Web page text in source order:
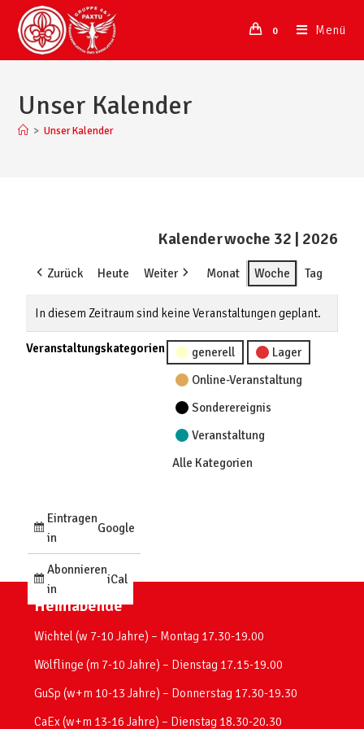
0 Menü
Unser Kalender
> Unser Kalender
Kalenderwoche 32 | 2026
Zurück Heute Weiter Monat Woche Tag
In diesem Zeitraum sind keine Veranstaltungen geplant.
Veranstaltungskategorien generell
Lager
Online-Veranstaltung
Sonderereignis
Veranstaltung
Alle Kategorien
Eintragen
in
Google
Abonnieren
in
iCal
Heimabende
Wichtel (w 7-10 Jahre) – Montag 17.30-19.00
Wölflinge (m 7-10 Jahre) – Dienstag 17.15-19.00
GuSp (w+m 10-13 Jahre) – Donnerstag 17.30-19.30
CaEx (w+m 13-16 Jahre) – Dienstag 18.30-20.30